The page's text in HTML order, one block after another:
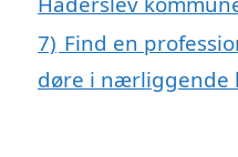
7) Find en
døre i nærliggende